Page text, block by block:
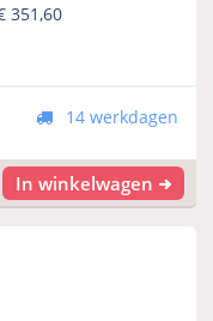
351,60
14 werkdagen
In winkelwagen